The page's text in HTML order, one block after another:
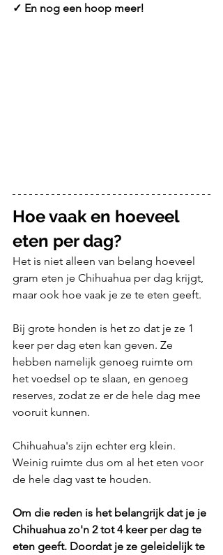
✓ En nog een hoop meer!
Hoe vaak en hoeveel
eten per dag?
Het is niet alleen van belang hoeveel
gram eten je Chihuahua per dag krijgt,
maar ook hoe vaak je ze te eten geeft.
Bij grote honden is het zo dat je ze 1
keer per dag eten kan geven. Ze
hebben namelijk genoeg ruimte om
het voedsel op te slaan, en genoeg
reserves, zodat ze er de hele dag mee
vooruit kunnen.
Chihuahua's zijn echter erg klein.
Weinig ruimte dus om al het eten voor
de hele dag vast te houden.
Om die reden is het belangrijk dat je je
Chihuahua zo'n 2 tot 4 keer per dag te
eten geeft. Doordat je ze geleidelijk te